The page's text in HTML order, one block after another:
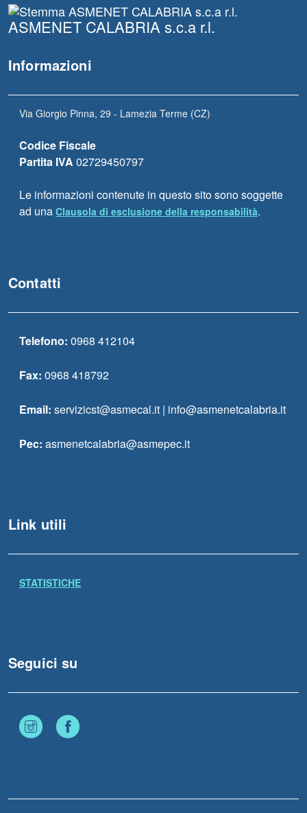
ASMENET CALABRIA s.c.a r.l.
Informazioni
Via Giorgio Pinna, 29 - Lamezia Terme (CZ)
Codice Fiscale
Partita IVA 02729450797
Le informazioni contenute in questo sito sono soggette
ad una Clausola di esclusione della responsabilità.
Contatti
Telefono: 0968 412104
Fax: 0968 418792
Email: servizicst@asmecal.it | info@asmenetcalabria.it
Pec: asmenetcalabria@asmepec.it
Link utili
STATISTICHE
Seguici su
Instagram